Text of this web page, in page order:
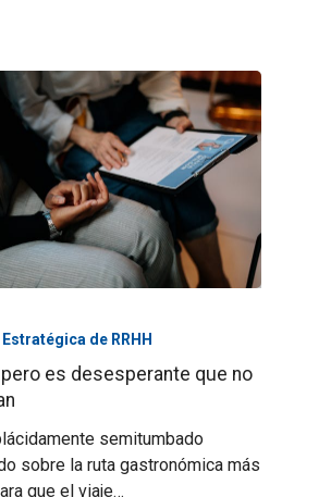
de RRHH
es desesperante que no
semitumbado
sobre la ruta gastronómica más
que el viaje…